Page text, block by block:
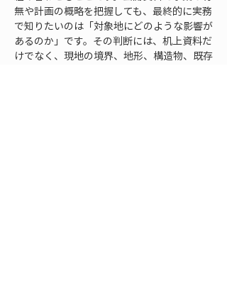
無や計画の概略を把握しても、最終的に実務
で知りたいのは「対象地にどのような影響が
あるのか」です。その判断には、机上資料だ
けでなく、現地の境界、地形、構造物、既存